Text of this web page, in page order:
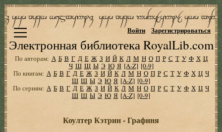
Электронная библиотека RoyalLib.com
Войти Зарегистрироваться
По авторам: А Б В Г Д Е Ж З И Й К Л М Н О П Р С Т У Ф Х Ц
Ч Ш Щ Ы Э Ю Я [A-Z] [0-9]
По книгам: А Б В Г Д Е Ж З И Й К Л М Н О П Р С Т У Ф Х Ц Ч
Ш Щ Ы Э Ю Я [A-Z] [0-9]
По сериям: А Б В Г Д Е Ж З И Й К Л М Н О П Р С Т У Ф Х Ц Ч
Ш Щ Ы Э Ю Я [A-Z] [0-9]
Коултер Кэтрин - Графиня